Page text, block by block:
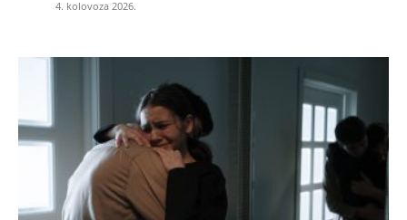
4. kolovoza 2026.